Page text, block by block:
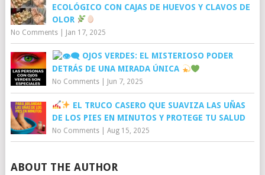
ECOLÓGICO CON CAJAS DE HUEVOS Y CLAVOS DE
OLOR
No Comments| Jan 17, 2025
OJOS VERDES: EL MISTERIOSO PODER
DETRÁS DE UNA MIRADA ÚNICA
No Comments| Jun 7, 2025
EL TRUCO CASERO QUE SUAVIZA LAS UÑAS
DE LOS PIES EN MINUTOS Y PROTEGE TU SALUD
No Comments| Aug 15, 2025
ABOUT THE AUTHOR